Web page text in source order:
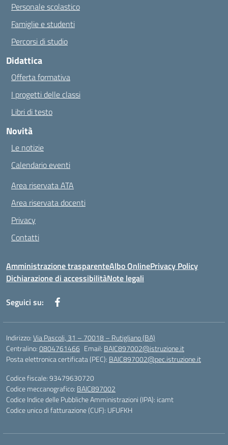
Personale scolastico
Famiglie e studenti
Percorsi di studio
Didattica
Offerta formativa
I progetti delle classi
Libri di testo
Novità
Le notizie
Calendario eventi
Area riservata ATA
Area riservata docenti
Privacy
Contatti
Amministrazione trasparenteAlbo OnlinePrivacy Policy
Dichiarazione di accessibilitàNote legali
Seguici su:
Indirizzo:Via Pascoli, 31 – 70018 – Rutigliano (BA)
Centralino:0804761466 Email: BAIC897002@istruzione.it
Posta elettronica certificata (PEC): BAIC897002@pec.istruzione.it
Codice fiscale: 93479630720
Codice meccanografico: BAIC897002
Codice Indice delle Pubbliche Amministrazioni (IPA): icamt
Codice unico di fatturazione (CUF): UFUFKH